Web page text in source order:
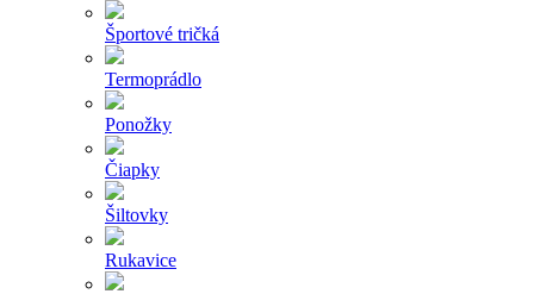
Športové tričká
Termoprádlo
Ponožky
Čiapky
Šiltovky
Rukavice